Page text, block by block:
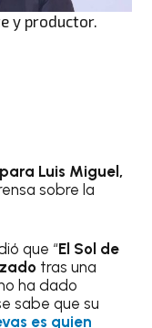
y productor.
Luis Miguel,
sobre la
que “El Sol de
tras una
ha dado
sabe que su
es quien